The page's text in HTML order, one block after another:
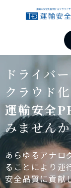
TOP
導入事例
製品・サービス
自動点呼
遠隔点呼
ドライバ
クラウド化
運輸安全
みませんか
あらゆるアナロ
ることにより運
安全品質に貢献